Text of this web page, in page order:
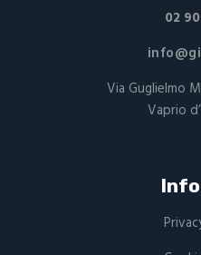
02
Via Guglielmo
Vaprio